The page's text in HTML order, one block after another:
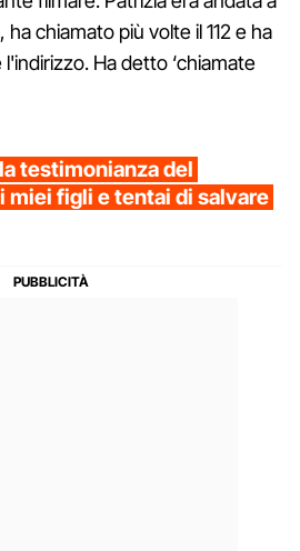
chiamato più volte il 112 e ha
Ha detto ‘chiamate
testimonianza del
miei figli e tentai di salvare